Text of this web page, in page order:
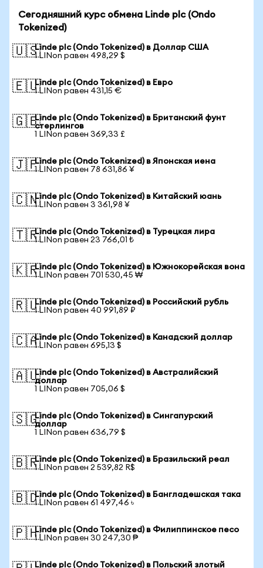
Сегодняшний курс обмена Linde plc (Ondo
Tokenized)
🇺🇸Linde plc (Ondo Tokenized) в Доллар США
1 LINon равен 498,29 $
🇪🇺Linde plc (Ondo Tokenized) в Евро
1 LINon равен 431,15 €
🇬🇧Linde plc (Ondo Tokenized) в Британский фунт
стерлингов
1 LINon равен 369,33 £
🇯🇵Linde plc (Ondo Tokenized) в Японская иена
1 LINon равен 78 631,86 ¥
🇨🇳Linde plc (Ondo Tokenized) в Китайский юань
1 LINon равен 3 361,98 ¥
🇹🇷Linde plc (Ondo Tokenized) в Турецкая лира
1 LINon равен 23 766,01 ₺
🇰🇷Linde plc (Ondo Tokenized) в Южнокорейская вона
1 LINon равен 701 530,45 ₩
🇷🇺Linde plc (Ondo Tokenized) в Российский рубль
1 LINon равен 40 991,89 ₽
🇨🇦Linde plc (Ondo Tokenized) в Канадский доллар
1 LINon равен 695,13 $
🇦🇺Linde plc (Ondo Tokenized) в Австралийский
доллар
1 LINon равен 705,06 $
🇸🇬Linde plc (Ondo Tokenized) в Сингапурский
доллар
1 LINon равен 636,79 $
🇧🇷Linde plc (Ondo Tokenized) в Бразильский реал
1 LINon равен 2 539,82 R$
🇧🇩Linde plc (Ondo Tokenized) в Бангладешская така
1 LINon равен 61 497,46 ৳
🇵🇭Linde plc (Ondo Tokenized) в Филиппинское песо
1 LINon равен 30 247,30 ₱
Linde plc (Ondo Tokenized) в Польский злотый